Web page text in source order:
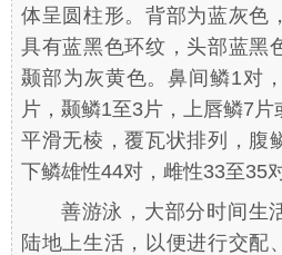
体呈圆柱形。背部为蓝灰色
具有蓝黑色环纹，头部蓝黑
颞部为灰黄色。鼻间鳞1对
片，颞鳞1至3片，上唇鳞7
平滑无棱，覆瓦状排列，腹
下鳞雄性44对，雌性33至35对
善游泳，大部分时间生
陆地上生活，以便进行交配